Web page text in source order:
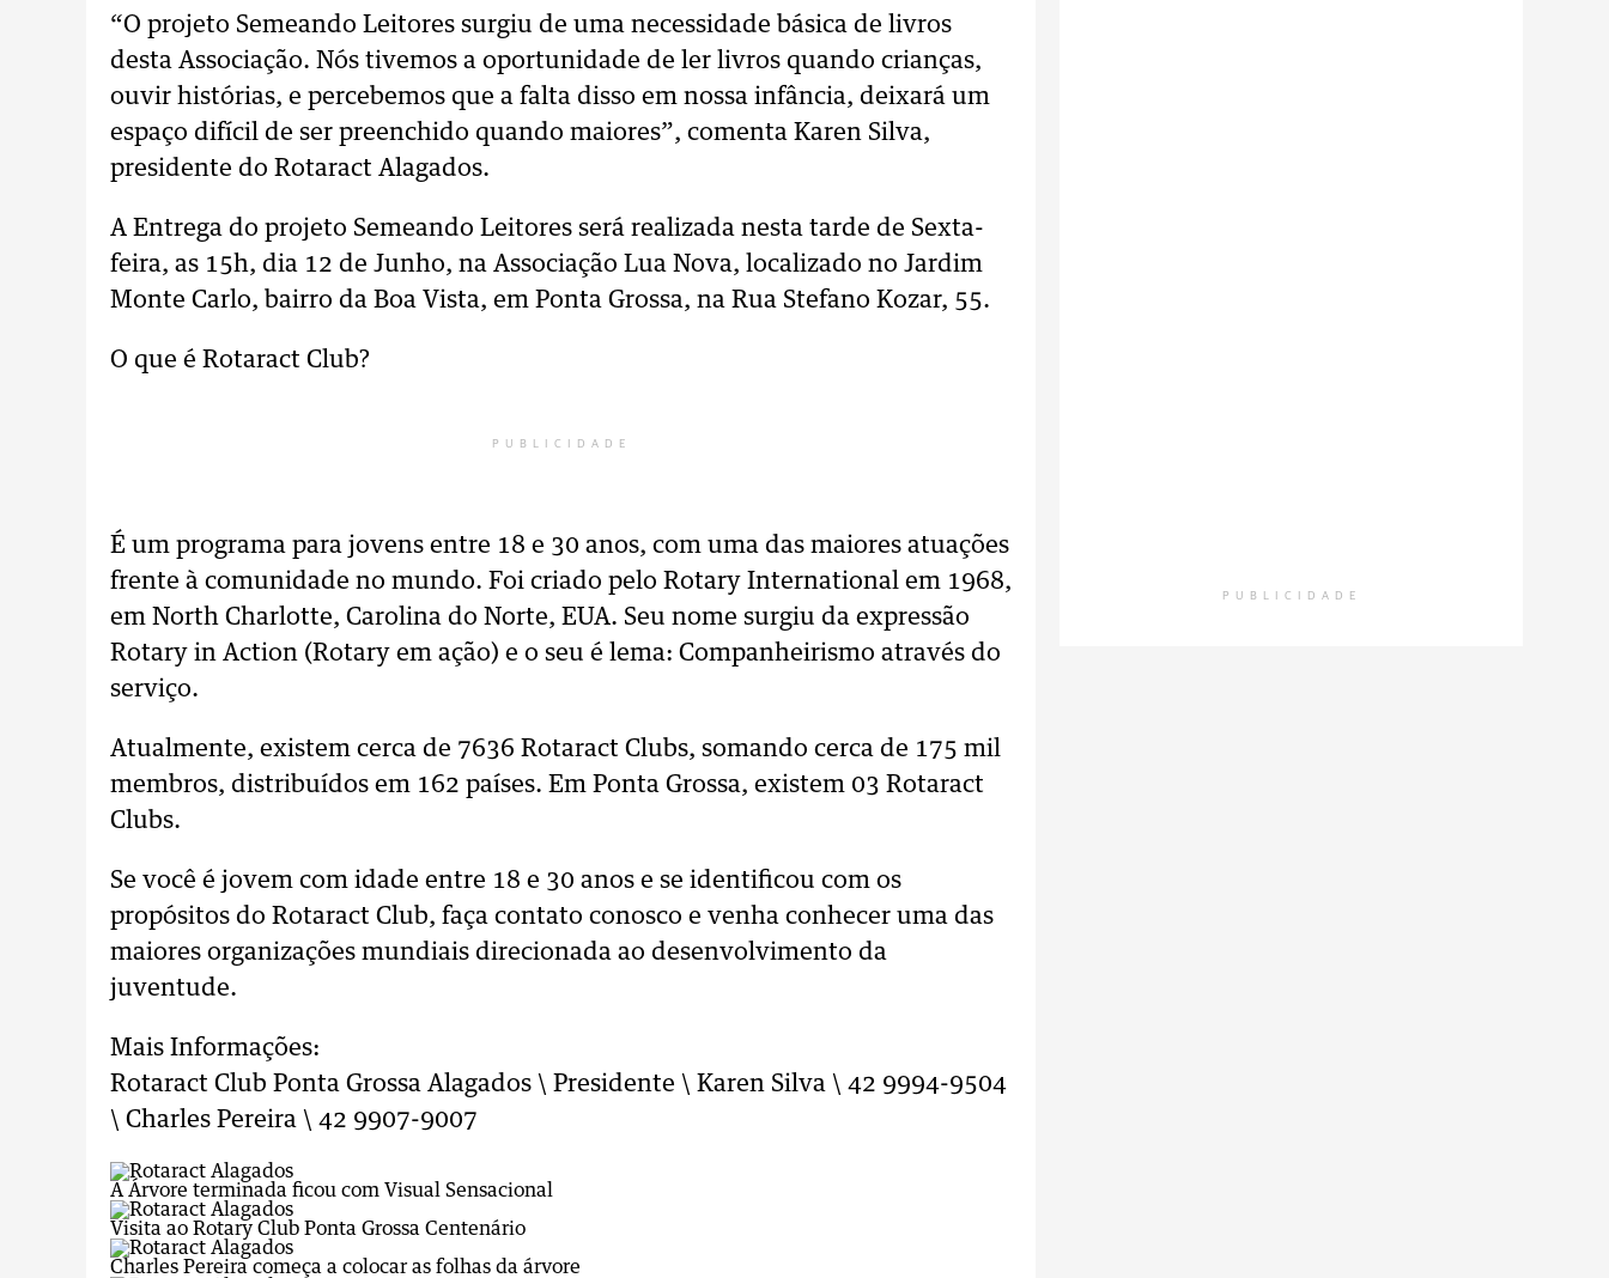
“O projeto Semeando Leitores surgiu de uma necessidade básica de livros
desta Associação. Nós tivemos a oportunidade de ler livros quando crianças,
ouvir histórias, e percebemos que a falta disso em nossa infância, deixará um
espaço difícil de ser preenchido quando maiores”, comenta Karen Silva,
presidente do Rotaract Alagados.
A Entrega do projeto Semeando Leitores será realizada nesta tarde de Sexta-
feira, as 15h, dia 12 de Junho, na Associação Lua Nova, localizado no Jardim
Monte Carlo, bairro da Boa Vista, em Ponta Grossa, na Rua Stefano Kozar, 55.
O que é Rotaract Club?
PUBLICIDADE
É um programa para jovens entre 18 e 30 anos, com uma das maiores atuações
frente à comunidade no mundo. Foi criado pelo Rotary International em 1968,
em North Charlotte, Carolina do Norte, EUA. Seu nome surgiu da expressão
Rotary in Action (Rotary em ação) e o seu é lema: Companheirismo através do
serviço.
Atualmente, existem cerca de 7636 Rotaract Clubs, somando cerca de 175 mil
membros, distribuídos em 162 países. Em Ponta Grossa, existem 03 Rotaract
Clubs.
Se você é jovem com idade entre 18 e 30 anos e se identificou com os
propósitos do Rotaract Club, faça contato conosco e venha conhecer uma das
maiores organizações mundiais direcionada ao desenvolvimento da
juventude.
Mais Informações:
Rotaract Club Ponta Grossa Alagados \ Presidente \ Karen Silva \ 42 9994-9504
\ Charles Pereira \ 42 9907-9007
A Árvore terminada ficou com Visual Sensacional
Visita ao Rotary Club Ponta Grossa Centenário
Charles Pereira começa a colocar as folhas da árvore
PUBLICIDADE